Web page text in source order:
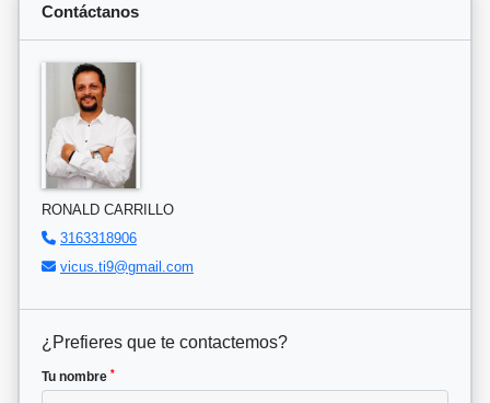
Contáctanos
RONALD CARRILLO
3163318906
vicus.ti9@gmail.com
¿Prefieres que te contactemos?
Tu nombre *